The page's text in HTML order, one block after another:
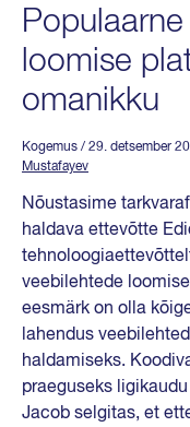
loomise
omanikku
Kogemus / 29. detsember
Mustafayev
Nõustasime
haldava ettevõtte
veebilehtede
eesmärk on olla
lahendus
haldamiseks.
praeguseks
Jacob selgitas, et